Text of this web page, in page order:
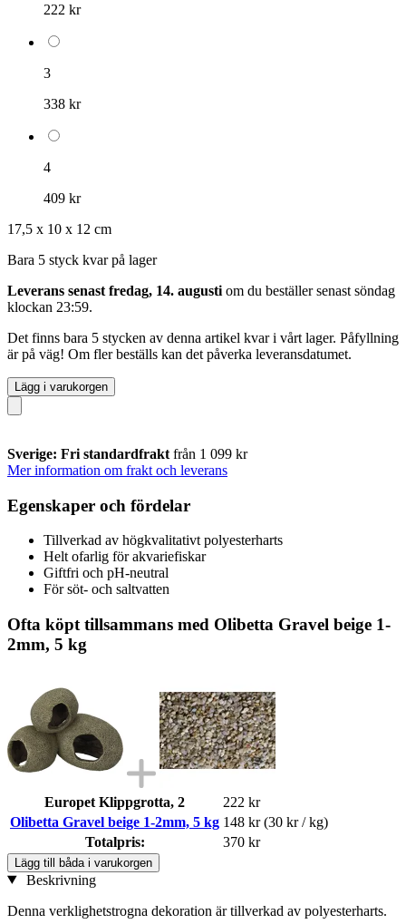
222 kr
3
338 kr
4
409 kr
17,5 x 10 x 12 cm
Bara 5 styck kvar på lager
Leverans senast fredag, 14. augusti om du beställer senast söndag
klockan 23:59.
Det finns bara 5 stycken av denna artikel kvar i vårt lager. Påfyllning
är på väg! Om fler beställs kan det påverka leveransdatumet.
Lägg i varukorgen
Sverige: Fri standardfrakt från 1 099 kr
Mer information om frakt och leverans
Egenskaper och fördelar
Tillverkad av högkvalitativt polyesterharts
Helt ofarlig för akvariefiskar
Giftfri och pH-neutral
För söt- och saltvatten
Ofta köpt tillsammans med Olibetta Gravel beige 1-
2mm, 5 kg
Europet Klippgrotta, 2
222 kr
Olibetta Gravel beige 1-2mm, 5 kg 148 kr (30 kr / kg)
Totalpris:
370 kr
Lägg till båda i varukorgen
Beskrivning
Denna verklighetstrogna dekoration är tillverkad av polyesterharts.